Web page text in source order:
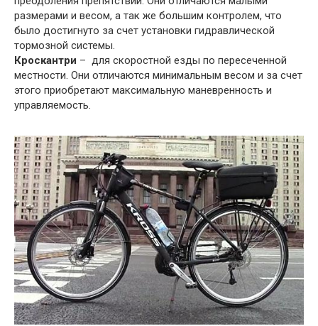
размерами и весом, а так же большим контролем, что
было достигнуто за счет установки гидравлической
тормозной системы.
Кроскантри – для скоростной езды по пересеченной
местности. Они отличаются минимальным весом и за счет
этого приобретают максимальную маневренность и
управляемость.